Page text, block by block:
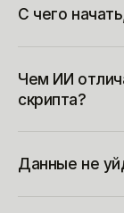
С чего
Чем ИИ
скрипта?
Данные не